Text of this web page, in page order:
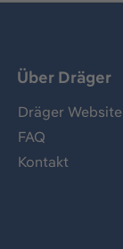
Über Dräger
Dräger Website
FAQ
Kontakt